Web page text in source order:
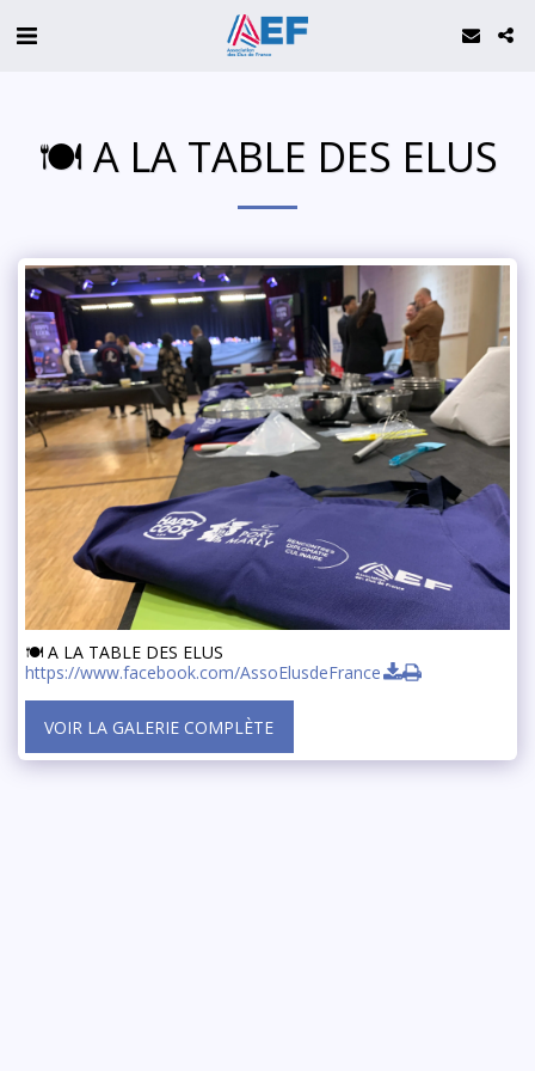
🍽 A LA TABLE DES ELUS
🍽 A LA TABLE DES ELUS
https://www.facebook.com/AssoElusdeFrance
VOIR LA GALERIE COMPLÈTE